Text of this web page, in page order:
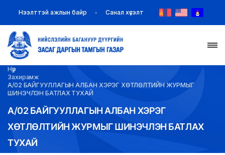
НҮҮР
МЭДЭЭ МЭДЭЭЛЭЛ
Нээлттэй ажлын байр Санал хүсэлт
Нүүр
Захирамж
А/02 БАЙГУУЛЛАГЫН АЛБАН ХЭРЭГ ХӨТЛӨЛТИЙН ЖУРМЫГ
ШИНЭЧЛЭН БАТЛАХ ТУХАЙ
А/02 БАЙГУУЛЛАГЫН АЛБАН ХЭРЭГ
ХӨТЛӨЛТИЙН ЖУРМЫГ ШИНЭЧЛЭН БАТЛАХ
ТУХАЙ